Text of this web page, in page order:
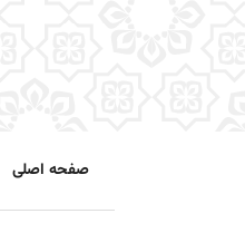
صفحه اصلی